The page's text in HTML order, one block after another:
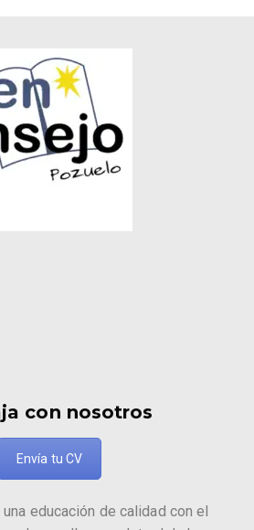
con nosotros
Envía tu CV
educación de calidad con el